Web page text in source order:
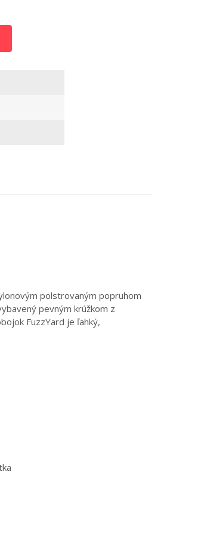
polstrovaným popruhom
pevným krúžkom z
FuzzYard je ľahký,